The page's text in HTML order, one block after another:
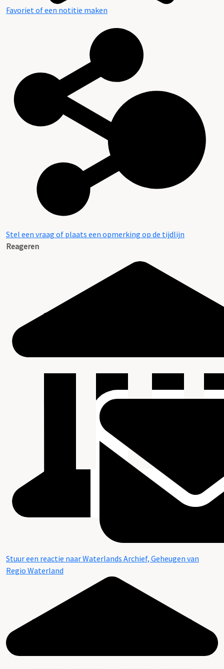
Favoriet of een notitie maken
Stel een vraag of plaats een opmerking op de tijdlijn
Reageren
Stuur een reactie naar Waterlands Archief, Geheugen van
Regio Waterland